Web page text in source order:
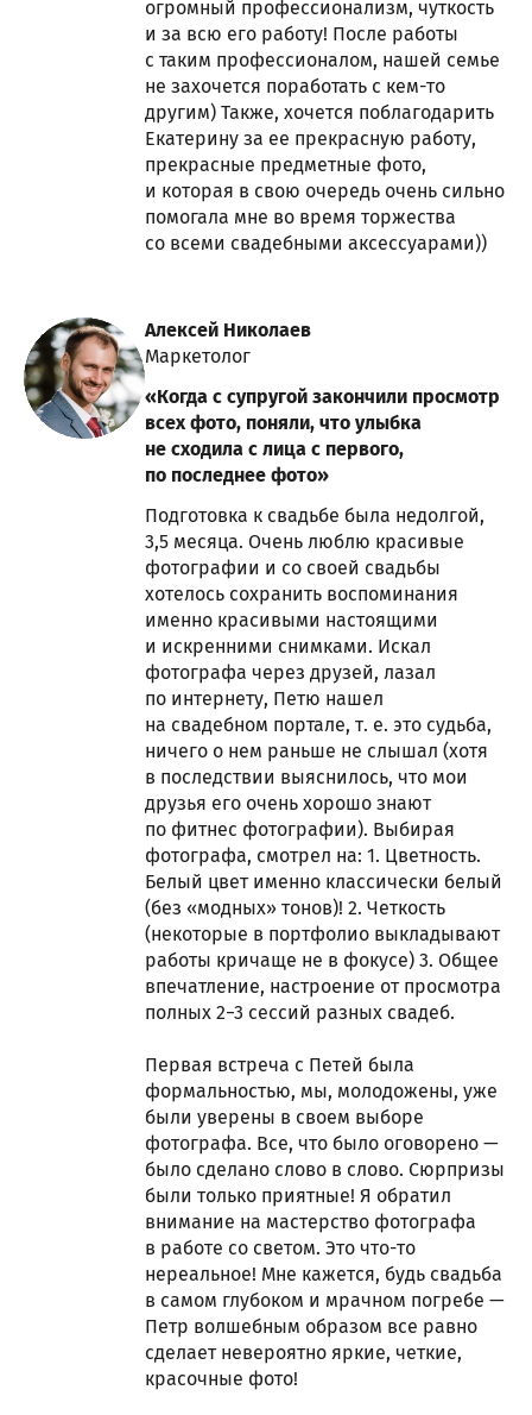
огромный профессионализм, чуткость
и за всю его работу! После работы
с таким профессионалом, нашей семье
не захочется поработать с кем-то
другим) Также, хочется поблагодарить
Екатерину за ее прекрасную работу,
прекрасные предметные фото,
и которая в свою очередь очень сильно
помогала мне во время торжества
со всеми свадебными аксессуарами))
Алексей Николаев
Маркетолог
«Когда с супругой закончили просмотр
всех фото, поняли, что улыбка
не сходила с лица с первого,
по последнее фото»
Подготовка к свадьбе была недолгой,
3,5 месяца. Очень люблю красивые
фотографии и со своей свадьбы
хотелось сохранить воспоминания
именно красивыми настоящими
и искренними снимками. Искал
фотографа через друзей, лазал
по интернету, Петю нашел
на свадебном портале, т. е. это судьба,
ничего о нем раньше не слышал (хотя
в последствии выяснилось, что мои
друзья его очень хорошо знают
по фитнес фотографии). Выбирая
фотографа, смотрел на: 1. Цветность.
Белый цвет именно классически белый
(без «модных» тонов)! 2. Четкость
(некоторые в портфолио выкладывают
работы кричаще не в фокусе) 3. Общее
впечатление, настроение от просмотра
полных 2−3 сессий разных свадеб.
Первая встреча с Петей была
формальностью, мы, молодожены, уже
были уверены в своем выборе
фотографа. Все, что было оговорено —
было сделано слово в слово. Сюрпризы
были только приятные! Я обратил
внимание на мастерство фотографа
в работе со светом. Это что-то
нереальное! Мне кажется, будь свадьба
в самом глубоком и мрачном погребе —
Петр волшебным образом все равно
сделает невероятно яркие, четкие,
красочные фото!